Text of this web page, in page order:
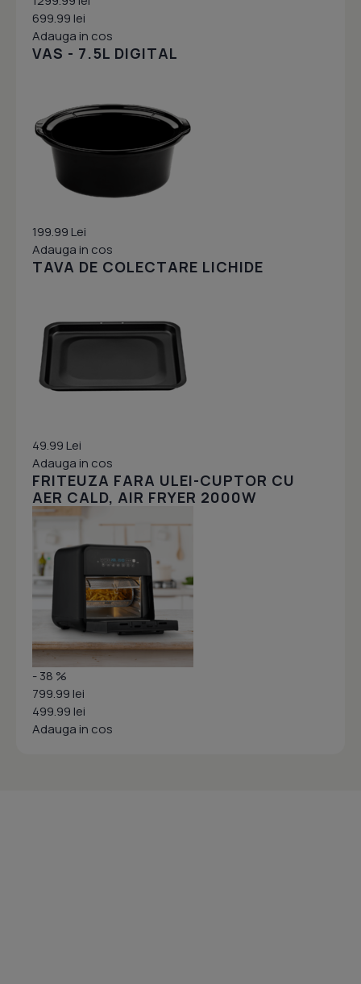
699.99 lei
Adauga in cos
VAS - 7.5L DIGITAL
199.99 Lei
Adauga in cos
TAVA DE COLECTARE LICHIDE
49.99 Lei
Adauga in cos
FRITEUZA FARA ULEI-CUPTOR CU
AER CALD, AIR FRYER 2000W
- 38 %
799.99 lei
499.99 lei
Adauga in cos